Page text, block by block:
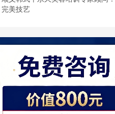
完美技艺